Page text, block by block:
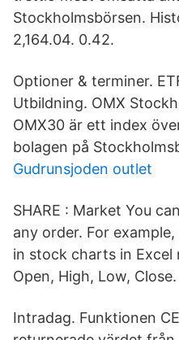
Stockholmsbörsen.
2,164.04. 0.42.
Optioner & terminer.
Utbildning. OMX
OMX30 är ett index
bolagen på
Gudrunsjoden outlet
SHARE : Market You
any order. For
in stock charts in Excel
Open, High, Low, Close.
Intradag. Funktionen